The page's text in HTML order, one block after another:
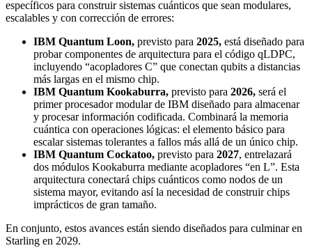
específicos para construir sistemas cuánticos que sean modulares,
escalables y con corrección de errores:
IBM Quantum Loon, previsto para 2025, está diseñado para
probar componentes de arquitectura para el código qLDPC,
incluyendo “acopladores C” que conectan qubits a distancias
más largas en el mismo chip.
IBM Quantum Kookaburra, previsto para 2026, será el
primer procesador modular de IBM diseñado para almacenar
y procesar información codificada. Combinará la memoria
cuántica con operaciones lógicas: el elemento básico para
escalar sistemas tolerantes a fallos más allá de un único chip.
IBM Quantum Cockatoo, previsto para 2027, entrelazará
dos módulos Kookaburra mediante acopladores “en L”. Esta
arquitectura conectará chips cuánticos como nodos de un
sistema mayor, evitando así la necesidad de construir chips
imprácticos de gran tamaño.
En conjunto, estos avances están siendo diseñados para culminar en
Starling en 2029.